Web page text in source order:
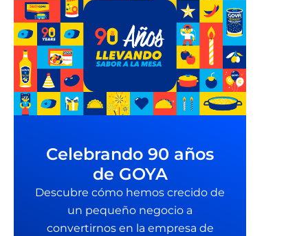
Celebrando 90 años
de GOYA
Descubre cómo hemos crecido de
un pequeño negocio a
convertirnos en la empresa de